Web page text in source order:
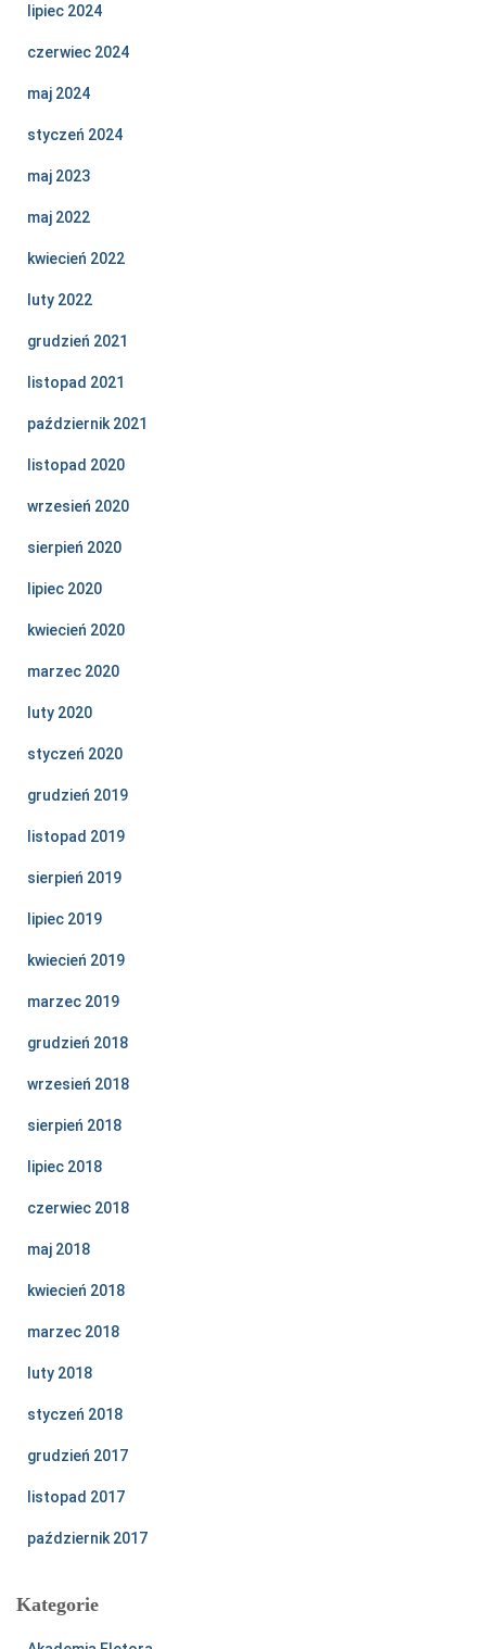
lipiec 2024
czerwiec 2024
maj 2024
styczeń 2024
maj 2023
maj 2022
kwiecień 2022
luty 2022
grudzień 2021
listopad 2021
październik 2021
listopad 2020
wrzesień 2020
sierpień 2020
lipiec 2020
kwiecień 2020
marzec 2020
luty 2020
styczeń 2020
grudzień 2019
listopad 2019
sierpień 2019
lipiec 2019
kwiecień 2019
marzec 2019
grudzień 2018
wrzesień 2018
sierpień 2018
lipiec 2018
czerwiec 2018
maj 2018
kwiecień 2018
marzec 2018
luty 2018
styczeń 2018
grudzień 2017
listopad 2017
październik 2017
Kategorie